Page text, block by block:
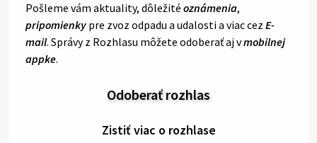
Pošleme vám aktuality, dôležité oznámenia,
pripomienky pre zvoz odpadu a udalosti a viac cez E-
mail. Správy z Rozhlasu môžete odoberať aj vmobilnej
appke.
Odoberať rozhlas
Zistiť viac o rozhlase